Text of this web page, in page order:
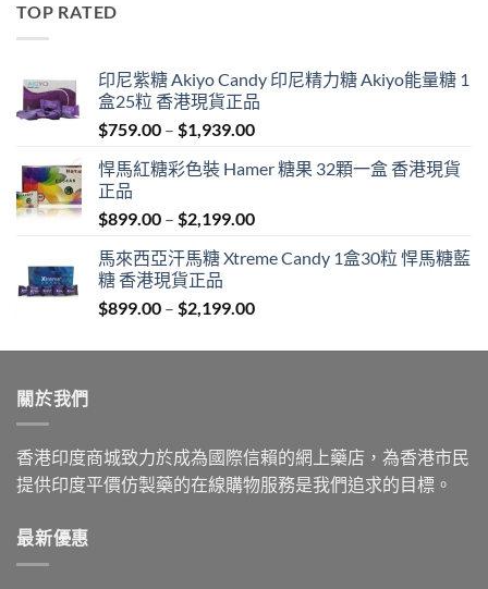
TOP RATED
印尼紫糖 Akiyo Candy 印尼精力糖 Akiyo能量糖 1
盒25粒 香港現貨正品
$759.00 – $1,939.00Price
$759.00
$1,939.00
悍馬紅糖彩色裝 Hamer 糖果 32顆一盒 香港現貨
正品
$899.00 – $2,199.00Price
$899.00
$2,199.00
馬來西亞汗馬糖 Xtreme Candy 1盒30粒 悍馬糖藍
糖 香港現貨正品
$899.00 – $2,199.00Price
$899.00
關於我們
香港印度商城致力於成為國際信賴的網上藥店，為香港市民
提供印度平價仿製藥的在線購物服務是我們追求的目標。
最新優惠